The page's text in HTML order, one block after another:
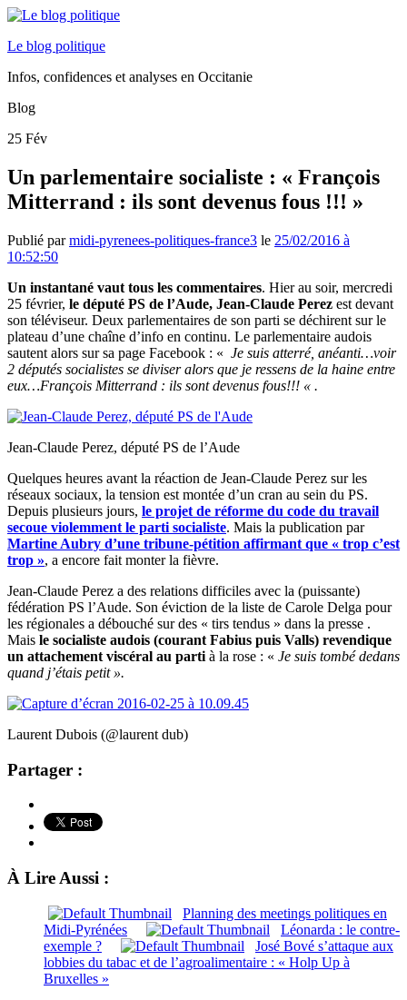
Le blog politique
Infos, confidences et analyses en Occitanie
Blog
25 Fév
Un parlementaire socialiste : « François
Mitterrand : ils sont devenus fous !!! »
Publié parmidi-pyrenees-politiques-france3 le 25/02/2016 à
10:52:50
Un instantané vaut tous les commentaires. Hier au soir, mercredi
25 février, le député PS de l’Aude, Jean-Claude Perez est devant
son téléviseur. Deux parlementaires de son parti se déchirent sur le
plateau d’une chaîne d’info en continu. Le parlementaire audois
sautent alors sur sa page Facebook : « Je suis atterré, anéanti…voir
2 députés socialistes se diviser alors que je ressens de la haine entre
eux…François Mitterrand : ils sont devenus fous!!! « .
Jean-Claude Perez, député PS de l’Aude
Quelques heures avant la réaction de Jean-Claude Perez sur les
réseaux sociaux, la tension est montée d’un cran au sein du PS.
Depuis plusieurs jours, le projet de réforme du code du travail
secoue violemment le parti socialiste. Mais la publication par
Martine Aubry d’une tribune-pétition affirmant que « trop c’est
trop », a encore fait monter la fièvre.
Jean-Claude Perez a des relations difficiles avec la (puissante)
fédération PS l’Aude. Son éviction de la liste de Carole Delga pour
les régionales a débouché sur des « tirs tendus » dans la presse .
Mais le socialiste audois (courant Fabius puis Valls) revendique
un attachement viscéral au parti à la rose : « Je suis tombé dedans
quand j’étais petit ».
Laurent Dubois (@laurent dub)
Partager :
À Lire Aussi :
Planning des meetings politiques en
Midi-Pyrénées
Léonarda : le contre-
exemple ?
José Bové s’attaque aux
lobbies du tabac et de l’agroalimentaire : « Holp Up à
Bruxelles »